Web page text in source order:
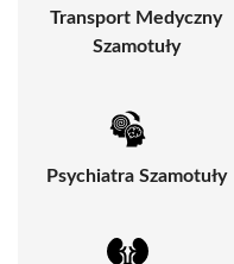
Transport Medyczny
Szamotuły
Psychiatra Szamotuły